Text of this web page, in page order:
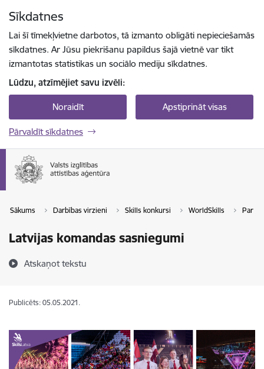
Sīkdatnes
Lai šī tīmekļvietne darbotos, tā izmanto obligāti nepieciešamās
sīkdatnes. Ar Jūsu piekrišanu papildus šajā vietnē var tikt
izmantotas statistikas un sociālo mediju sīkdatnes.
Lūdzu, atzīmējiet savu izvēli:
Noraidīt Apstiprināt visas
Pārvaldīt sīkdatnes
Sākums Darbības virzieni Skills konkursi WorldSkills Par
Latvijas komandas sasniegumi
Atskaņot tekstu
Publicēts: 05.05.2021.